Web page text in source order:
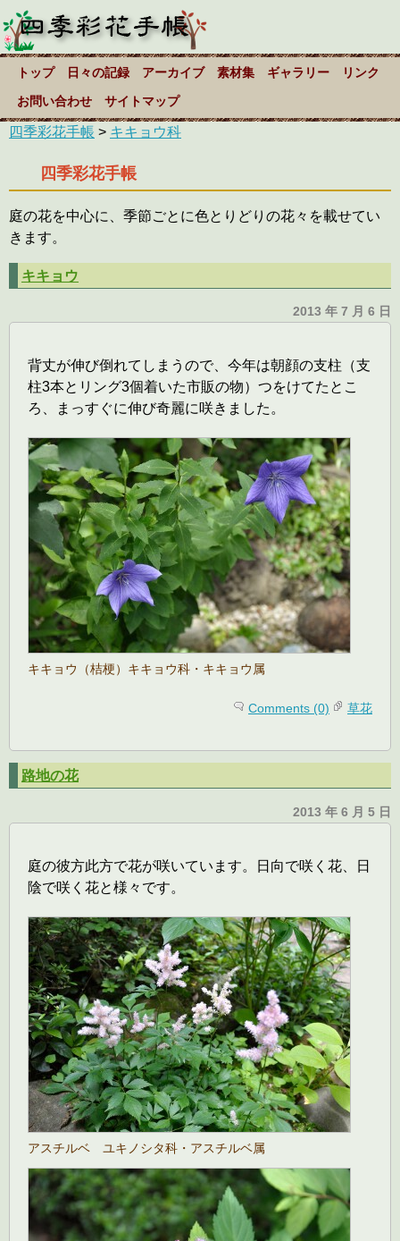
トップ 日々の記録 アーカイブ 素材集 ギャラリー リンク
お問い合わせ サイトマップ
四季彩花手帳 > キキョウ科
四季彩花手帳
庭の花を中心に、季節ごとに色とりどりの花々を載せてい
きます。
キキョウ
2013 年 7 月 6 日
背丈が伸び倒れてしまうので、今年は朝顔の支柱（支
柱3本とリング3個着いた市販の物）つをけてたとこ
ろ、まっすぐに伸び奇麗に咲きました。
キキョウ（桔梗）キキョウ科・キキョウ属
Comments (0) 草花
路地の花
2013 年 6 月 5 日
庭の彼方此方で花が咲いています。日向で咲く花、日
陰で咲く花と様々です。
アスチルベ ユキノシタ科・アスチルベ属